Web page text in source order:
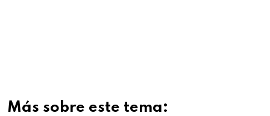
Más sobre este tema: